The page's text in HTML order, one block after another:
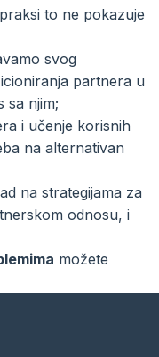
to ne pokazuje
svog
partnera u
sa njim;
i učenje korisnih
na alternativan
na strategijama za
odnosu, i
možete